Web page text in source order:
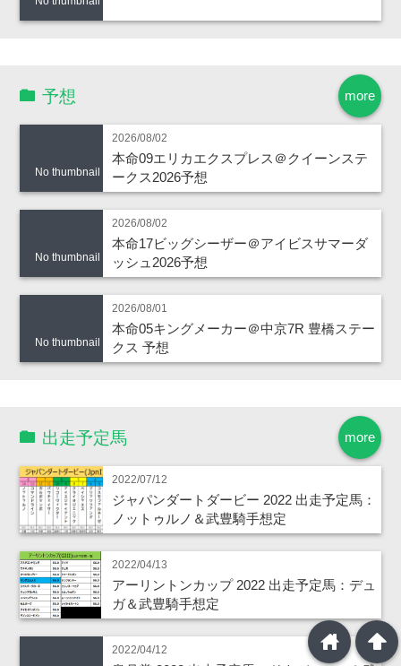
more
予想
No thumbnail
2026/08/02
本命09エリカエクスプレス＠クイーンステ
ークス2026予想
No thumbnail
2026/08/02
本命17ビッグシーザー＠アイビスサマーダ
ッシュ2026予想
No thumbnail
2026/08/01
本命05キングメーカー＠中京7R 豊橋ステー
クス 予想
more
出走予定馬
2022/07/12
ジャパンダートダービー 2022 出走予定馬：
ノットゥルノ＆武豊騎手想定
2022/04/13
アーリントンカップ 2022 出走予定馬：デュ
ガ＆武豊騎手想定
2022/04/12 arrowup
home